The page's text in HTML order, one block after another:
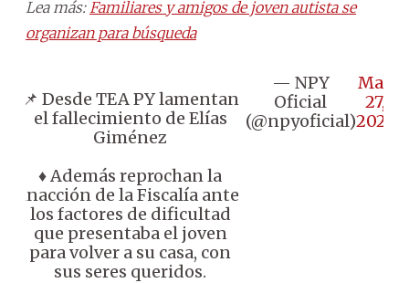
Lea más: Familiares y amigos de joven autista se
organizan para búsqueda
📌 Desde TEA PY lamentan
el fallecimiento de Elías
Giménez
♦️ Además reprochan la
inacción de la Fiscalía ante
los factores de dificultad
que presentaba el joven
para volver a su casa, con
sus seres queridos.
— NPY
Oficial
(@npyoficial)
May
27,
2025